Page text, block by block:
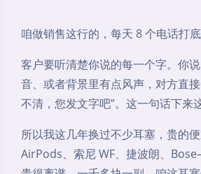
咱做销售这行的，每天 8 个电话打底
客户要听清楚你说的每一个字。你
音、或者背景里有点风声，对方直
不清，您发文字吧”。这一句话下来
所以我这几年换过不少耳塞，贵的
AirPods、索尼 WF、捷波朗、